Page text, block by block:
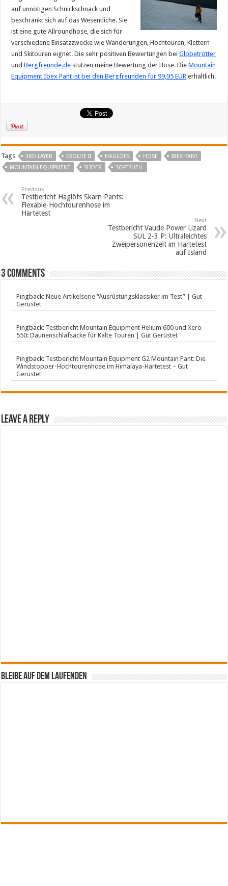
auf unnötigen Schnickschnack und
beschränkt sich auf das Wesentliche. Sie
ist eine gute Allroundhose, die sich für
verschiedene Einsatzzwecke wie Wanderungen, Hochtouren, Klettern
und Skitouren eignet. Die sehr positiven Bewertungen beiGlobetrotter
undBergfreunde.de stützen meine Bewertung der Hose. DieMountain
Equipment Ibex Pant ist bei den Bergfreunden für 99,95 EUR erhältlich.
Tags 3RD LAYER EXOLITE II HAGLÖFS HOSE
IBEX PANT
MOUNTAIN EQUIPMENT
SLIDER SOFTSHELL
Previous
Testbericht Haglöfs Skarn Pants:
Flexable-Hochtourenhose im
Härtetest
Next
Testbericht Vaude Power Lizard
SUL 2-3 P: Ultraleichtes
Zweipersonenzelt im Härtetest
auf Island
3 comments
Pingback:Neue Artikelserie “Ausrüstungsklassiker im Test” | Gut
Gerüstet
Pingback: Testbericht Mountain Equipment Helium 600 und Xero
550: Daunenschlafsäcke für Kalte Touren | Gut Gerüstet
Pingback: Testbericht Mountain Equipment G2 Mountain Pant: Die
Windstopper-Hochtourenhose im Himalaya-Härtetest – Gut
Gerüstet
Leave a Reply
Bleibe auf dem Laufenden